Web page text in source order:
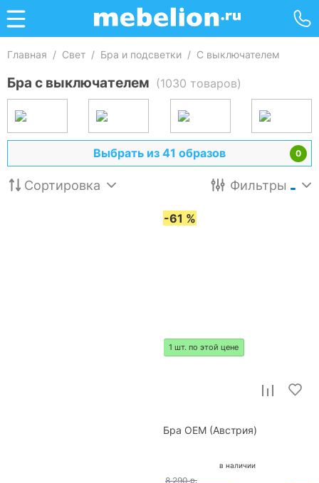
Главная / Свет / Бра и подсветки / С выключателем
Бра с выключателем (1030 товаров)
0
Выбрать из 41 образов
Сортировка Фильтры
-61 %
1 шт. по этой цене
Бра OEM (Австрия)
в наличии
8 290 р.